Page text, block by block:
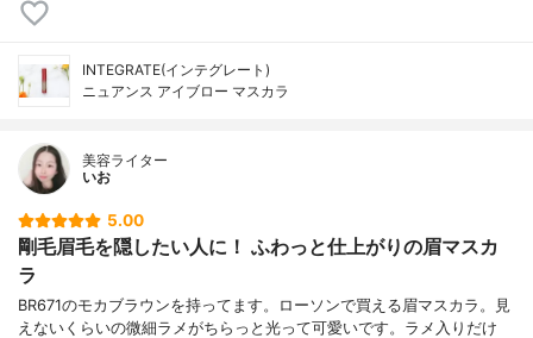
INTEGRATE(インテグレート)
ニュアンス アイブロー マスカラ
美容ライター
いお
5.00
剛毛眉毛を隠したい人に！ ふわっと仕上がりの眉マスカ
ラ
BR671のモカブラウンを持ってます。ローソンで買える眉マスカラ。見
えないくらいの微細ラメがちらっと光って可愛いです。ラメ入りだけ